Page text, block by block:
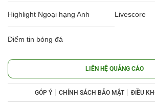
Highlight Ngoại hạng Anh Livescore
Điểm tin bóng đá
LIÊN HỆ QUẢNG CÁO
GÓP Ý CHÍNH SÁCH BẢO MẬT ĐIỀU